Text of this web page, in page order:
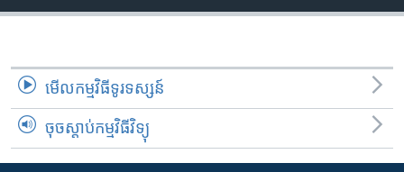
មើល​កម្មវិធី​ទូរទស្សន៍
ចុចស្តាប់កម្មវិធីវិទ្យុ